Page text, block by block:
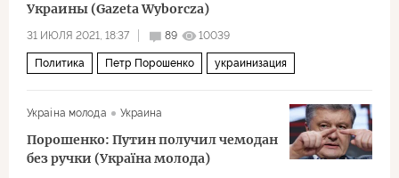
Украины (Gazeta Wyborcza)
31 ИЮЛЯ 2021, 18:37 89 10039
Политика Петр Порошенко украинизация
Украiна молода Украина
Порошенко: Путин получил чемодан
без ручки (Україна молода)